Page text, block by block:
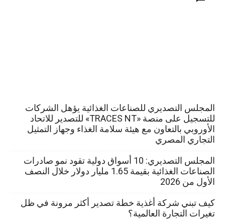
المجلس التصديري للصناعات الغذائية يؤهل الشركات
للتسجيل على منصة «TRACES NT» للتصدير للاتحاد
الأوروبي بالتعاون مع هيئة سلامة الغذاء وجهاز التمثيل
التجاري المصري
المجلس التصديري: 10 أسواق دولية تقود نمو صادرات
الصناعات الغذائية بقيمة 1.65 مليار دولار خلال النصف
الأول من 2026
كيف تبني شركة أغذية خطة تصدير أكثر مرونة في ظل
تغيرات التجارة العالمية؟